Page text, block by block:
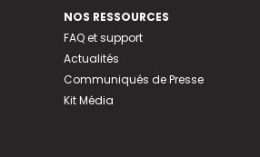
NOS RESSOURCES
FAQ et support
Actualités
Communiqués de Presse
Kit Média